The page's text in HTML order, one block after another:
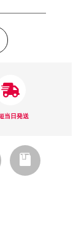
当日発送